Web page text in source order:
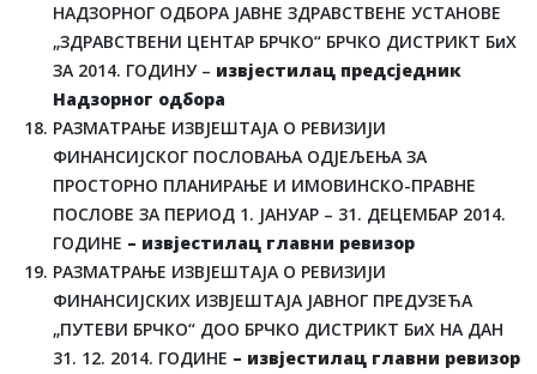
НАДЗОРНОГ ОДБОРА ЈАВНЕ ЗДРАВСТВЕНЕ УСТАНОВЕ
„ЗДРАВСТВЕНИ ЦЕНТАР БРЧКО“ БРЧКО ДИСТРИКТ БиХ
ЗА 2014. ГОДИНУ – извјестилац предсједник
Надзорног одбора
РАЗМАТРАЊЕ ИЗВЈЕШТАЈА О РЕВИЗИЈИ
ФИНАНСИЈСКОГ ПОСЛОВАЊА ОДЈЕЉЕЊА ЗА
ПРОСТОРНО ПЛАНИРАЊЕ И ИМОВИНСКО-ПРАВНЕ
ПОСЛОВЕ ЗА ПЕРИОД 1. ЈАНУАР – 31. ДЕЦЕМБАР 2014.
ГОДИНЕ – извјестилац главни ревизор
РАЗМАТРАЊЕ ИЗВЈЕШТАЈА О РЕВИЗИЈИ
ФИНАНСИЈСКИХ ИЗВЈЕШТАЈА ЈАВНОГ ПРЕДУЗЕЋА
„ПУТЕВИ БРЧКО“ ДОО БРЧКО ДИСТРИКТ БиХ НА ДАН
31. 12. 2014. ГОДИНЕ – извјестилац главни ревизор